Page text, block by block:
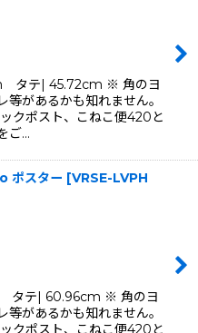
タテ| 45.72cm ※ 角のヨ
等があるかも知れません。
クポスト、こねこ便420と
ご…
ポスター [VRSE-LVPH
タテ| 60.96cm ※ 角のヨ
等があるかも知れません。
クポスト、こねこ便420と